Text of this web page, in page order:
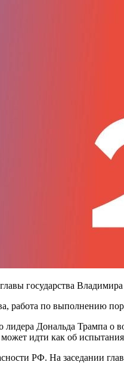
государства
работа по выполнению
лидера Дональда Трампа
идти как об
РФ. На заседании